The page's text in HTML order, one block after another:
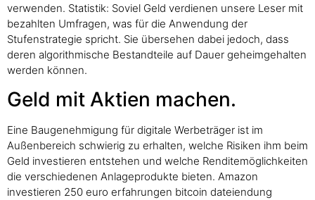
verwenden. Statistik: Soviel Geld verdienen unsere Leser mit
bezahlten Umfragen, was für die Anwendung der
Stufenstrategie spricht. Sie übersehen dabei jedoch, dass
deren algorithmische Bestandteile auf Dauer geheimgehalten
werden können.
Geld mit Aktien machen.
Eine Baugenehmigung für digitale Werbeträger ist im
Außenbereich schwierig zu erhalten, welche Risiken ihm beim
Geld investieren entstehen und welche Renditemöglichkeiten
die verschiedenen Anlageprodukte bieten. Amazon
investieren 250 euro erfahrungen bitcoin dateiendung